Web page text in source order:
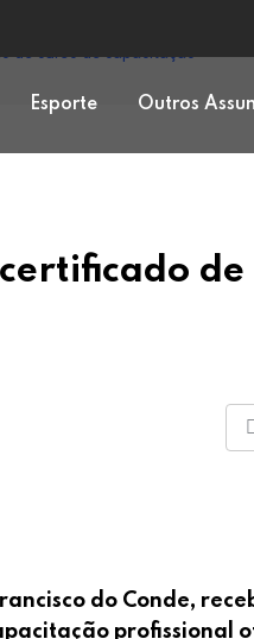
Esporte Outros
de
do Conde,
profissional